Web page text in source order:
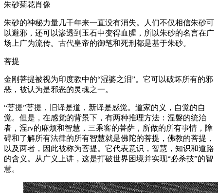
朱砂菊花肖像
朱砂的神秘力量几千年来一直没有消失。人们不仅相信朱砂可
以避邪，还可以渗透到玉石中变得血腥，所以朱砂的名言在广
场上广为流传。古代皇帝的御笔和死刑都是基于朱砂。
菩提
金刚菩提被视为印度教中的“湿婆之泪”。它可以破坏所有的邪
恶，被认为是邪恶的灵魂之一。
“菩提”菩提，旧译是道，新译是感觉。道家的义，自觉的自
觉。但是，在感觉的背景下，有两种推理方法：涅磐的统治
者，涅rv的麻烦和智慧，三乘客的菩萨，所做的所有事情，障
碍和了解所有法律的所有智慧就是佛陀的菩提，佛教的菩提，
以及两者，因此被称为菩提。它代表意识，智慧，知识和道路
的含义。从广义上讲，这是打破世界困境并实现“必杀技”的智
慧。